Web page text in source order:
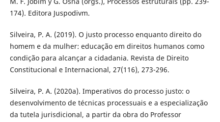
174). Editora Juspodivm.
Silveira, P. A. (2019). O justo processo enquanto direito do
homem e da mulher: educação em direitos humanos como
condição para alcançar a cidadania. Revista de Direito
Constitucional e Internacional, 27(116), 273-296.
Silveira, P. A. (2020a). Imperativos do processo justo: o
desenvolvimento de técnicas processuais e a especialização
da tutela jurisdicional, a partir da obra do Professor